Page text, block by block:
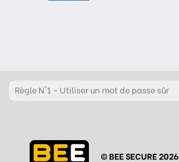
RègleN°1 – Utiliser un mot de passe sûr
RègleN°3 – Réfléchir à ce que l’on publie
© BEE SECURE 2026